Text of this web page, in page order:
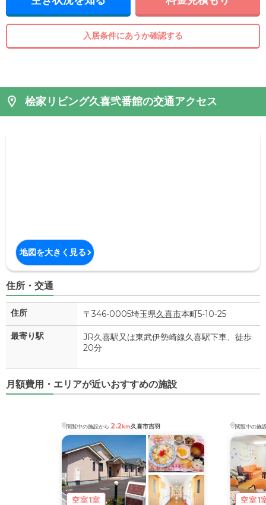
入居条件にあうか確認する
桧家リビング久喜弐番館の交通アクセス
地図を大きく見る
住所・交通
住所 〒346-0005埼玉県久喜市本町5-10-25
最寄り駅
JR久喜駅又は東武伊勢崎線久喜駅下車、徒歩
20分
月額費用・エリアが近いおすすめの施設
閲覧中の施設から 2.2km久喜市吉羽
空室1室
閲覧中の施
空室1